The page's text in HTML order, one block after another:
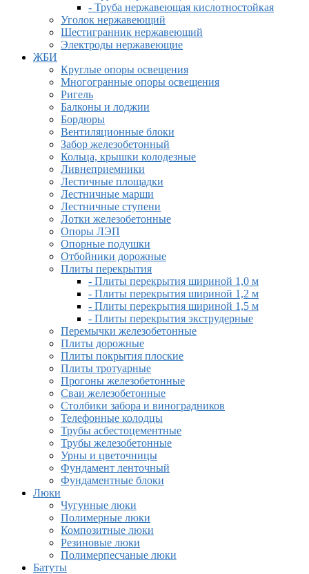
- Труба нержавеющая кислотностойкая
Уголок нержавеющий
Шестигранник нержавеющий
Электроды нержавеющие
ЖБИ
Круглые опоры освещения
Многогранные опоры освещения
Ригель
Балконы и лоджии
Бордюры
Вентиляционные блоки
Забор железобетонный
Кольца, крышки колодезные
Ливнеприемники
Лестичные площадки
Лестничные марши
Лестничные ступени
Лотки железобетонные
Опоры ЛЭП
Опорные подушки
Отбойники дорожные
Плиты перекрытия
- Плиты перекрытия шириной 1,0 м
- Плиты перекрытия шириной 1,2 м
- Плиты перекрытия шириной 1,5 м
- Плиты перекрытия экструдерные
Перемычки железобетонные
Плиты дорожные
Плиты покрытия плоские
Плиты тротуарные
Прогоны железобетонные
Сваи железобетонные
Столбики забора и виноградников
Телефонные колодцы
Трубы асбестоцементные
Трубы железобетонные
Урны и цветочницы
Фундамент ленточный
Фундаментные блоки
Люки
Чугунные люки
Полимерные люки
Композитные люки
Резиновые люки
Полимерпесчаные люки
Батуты